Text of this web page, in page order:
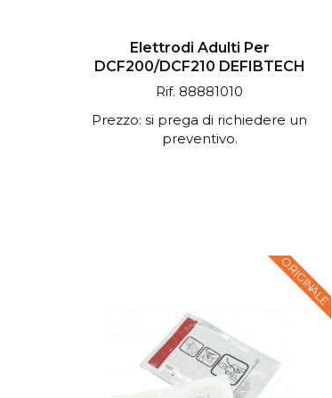
Elettrodi Adulti Per
DCF200/DCF210 DEFIBTECH
Rif. 88881010
Prezzo: si prega di richiedere un
preventivo.
ORIGINALE